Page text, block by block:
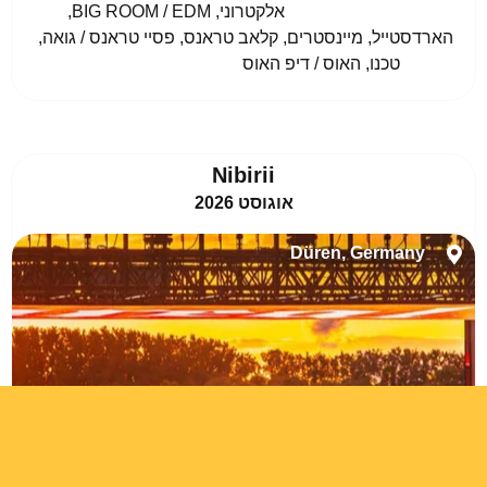
				אלקטרוני, BIG ROOM / EDM,
הארדסטייל, מיינסטרים, קלאב טראנס, פסיי טראנס / גואה,
טכנו, האוס / דיפ האוס
Nibirii
אוגוסט 2026
Düren, Germany